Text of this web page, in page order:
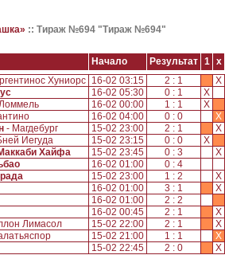
:: Тираж №694 "Тираж №694"
Начало Результат 1
x
Хуниорс 16-02 03:15 2 : 1
X
16-02 05:30 0 : 1
X
16-02 00:00 1 : 1
X
16-02 04:00 0 : 0
X
- Магдебург 15-02 23:00 2 : 1
X
Иегуда 15-02 23:15 0 : 0
X
Хайфа 15-02 23:45 0 : 3
X
16-02 01:00
0 : 4
15-02 23:00 1 : 2
X
16-02 01:00 3 : 1
X
16-02 01:00
2 : 2
16-02 00:45 2 : 1
X
Лимасол 15-02 22:00 2 : 1
X
15-02 21:00 1 : 1
X
15-02 22:45 2 : 0
X